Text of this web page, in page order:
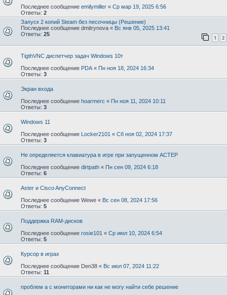
Последнее сообщение emilymiller « Ср мар 19, 2025 6:56
Ответы: 2
Запуск 2 копий Steam без песочницы (Решение)
Последнее сообщение dmitrynova « Вс янв 05, 2025 13:41
Ответы: 25
1 2
TigthVNC диспетчер задач Windows 10т
Последнее сообщение PDA « Пн ноя 18, 2024 16:34
Ответы: 3
Экран входа
Последнее сообщение hoarmerc « Пн ноя 11, 2024 10:11
Ответы: 3
Windows 11
Последнее сообщение Locker2101 « Сб ноя 02, 2024 17:37
Ответы: 3
Не определяется клавиатура в игре при запущенном АСТЕР
Последнее сообщение dirtpath « Пн сен 09, 2024 6:18
Ответы: 6
Aster и Cisco AnyConnect
Последнее сообщение Wewe « Вс сен 08, 2024 17:56
Ответы: 5
Поддержка RAM-дисков
Последнее сообщение rosie101 « Ср июл 10, 2024 6:54
Ответы: 5
Курсор в играх
Последнее сообщение Den38 « Вс июл 07, 2024 11:22
Ответы: 11
проблем а с мониторами ни как не могу найти себе решение